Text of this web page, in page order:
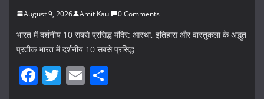
August 9, 2026 Amit Kaul 0 Comments
भारत में दर्शनीय 10 सबसे प्रसिद्ध मंदिर: आस्था, इतिहास और वास्तुकला के अद्भुत
प्रतीक भारत में दर्शनीय 10 सबसे प्रसिद्ध
F T E